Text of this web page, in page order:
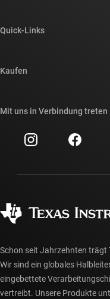
Newsroom
Investorenbeziehungen
Fertigung
Quick-Links
Querverweis-Suche
myTI-Konto FAQs
Kaufen
Häufig gestellte Fragen
Mit uns in Verbindung treten
Schon seit Jahrzehnten trägt
Wir sind ein globales
eingebettete
vertreibt. Unsere Produkte